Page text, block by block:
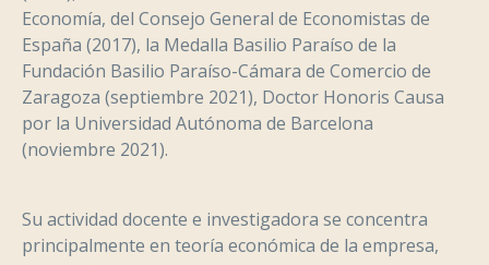
Economía, del Consejo General de Economistas de
España (2017), la Medalla Basilio Paraíso de la
Fundación Basilio Paraíso-Cámara de Comercio de
Zaragoza (septiembre 2021), Doctor Honoris Causa
por la Universidad Autónoma de Barcelona
(noviembre 2021).
Su actividad docente e investigadora se concentra
principalmente en teoría económica de la empresa,